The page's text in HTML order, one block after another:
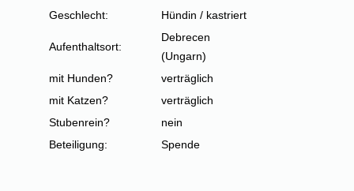
Geschlecht:
Hündin / kastriert
Aufenthaltsort:
Debrecen
(Ungarn)
mit Hunden?
verträglich
mit Katzen?
verträglich
Stubenrein?
nein
Beteiligung:
Spende